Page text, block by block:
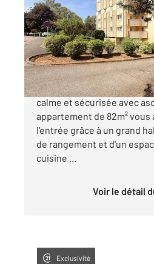
Ref : 33965
Appartement F4 à
99 900 €
Nichée au troisième étage
calme et sécurisée avec
appartement de 82m² vous
l'entrée grâce à un grand
de rangement et d'un
cuisine ...
Voir le détail
Exclusivité